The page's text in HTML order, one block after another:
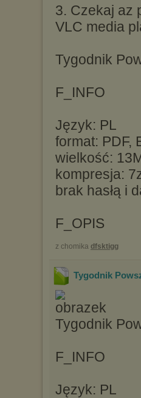
3. Czekaj az
VLC media
Tygodnik
F_INFO
Język: PL
format: PDF,
wielkość:
kompresja:
brak hasłą i
F_OPIS
z chomika dfsktigg
Tygodnik
Tygodnik
F_INFO
Język: PL